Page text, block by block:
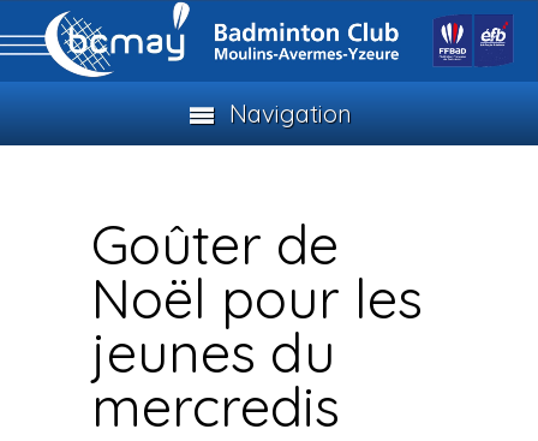
Navigation
Goûter de
Noël pour les
jeunes du
mercredis